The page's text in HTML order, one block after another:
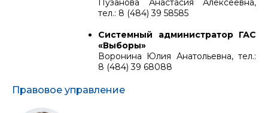
тел.: 8 (484) 39 58585
Системный администратор ГАС
«Выборы»
Воронина Юлия Анатольевна, тел.:
8 (484) 39 68088
Правовое управление